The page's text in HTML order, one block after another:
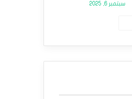
سبتمبر 6, 2025